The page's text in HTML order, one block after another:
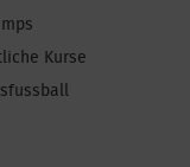
Kurse